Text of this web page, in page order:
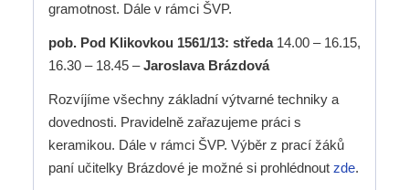
gramotnost. Dále v rámci ŠVP.
pob. Pod Klikovkou 1561/13: středa14.00 – 16.15,
16.30 – 18.45 –Jaroslava Brázdová
Rozvíjíme všechny základní výtvarné techniky a
dovednosti. Pravidelně zařazujeme práci s
keramikou. Dále v rámci ŠVP. Výběr z prací žáků
paní učitelky Brázdové je možné si prohlédnout zde.